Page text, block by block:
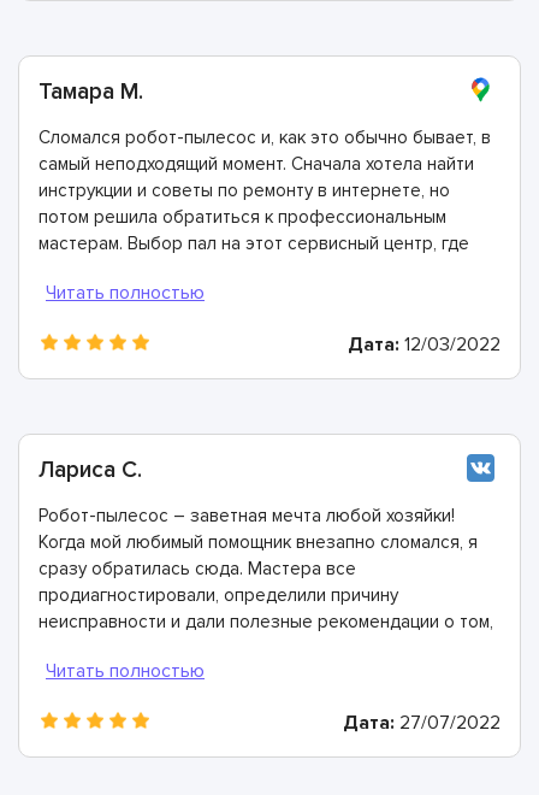
Тамара М.
Сломался робот-пылесос и, как это обычно бывает, в
самый неподходящий момент. Сначала хотела найти
инструкции и советы по ремонту в интернете, но
потом решила обратиться к профессиональным
мастерам. Выбор пал на этот сервисный центр, где
Дата: 12/03/2022
Лариса С.
Робот-пылесос – заветная мечта любой хозяйки!
Когда мой любимый помощник внезапно сломался, я
сразу обратилась сюда. Мастера все
продиагностировали, определили причину
неисправности и дали полезные рекомендации о том,
Дата: 27/07/2022